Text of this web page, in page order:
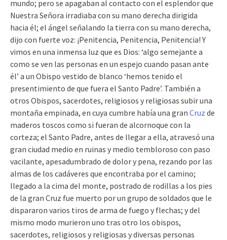
mundo; pero se apagaban al contacto con el esplendor que
Nuestra Señora irradiaba con su mano derecha dirigida
hacia él; el ángel señalando la tierra con su mano derecha,
dijo con fuerte voz: ¡Penitencia, Penitencia, Penitencia! Y
vimos en una inmensa luz que es Dios: ‘algo semejante a
como se ven las personas en un espejo cuando pasan ante
él’ a un Obispo vestido de blanco ‘hemos tenido el
presentimiento de que fuera el Santo Padre’. También a
otros Obispos, sacerdotes, religiosos y religiosas subir una
montaña empinada, en cuya cumbre había una gran Cruz de
maderos toscos como si fueran de alcornoque con la
corteza; el Santo Padre, antes de llegar a ella, atravesó una
gran ciudad medio en ruinas y medio tembloroso con paso
vacilante, apesadumbrado de dolor y pena, rezando por las
almas de los cadáveres que encontraba por el camino;
llegado a la cima del monte, postrado de rodillas a los pies
de la gran Cruz fue muerto por un grupo de soldados que le
dispararon varios tiros de arma de fuego y flechas; y del
mismo modo murieron uno tras otro los obispos,
sacerdotes, religiosos y religiosas y diversas personas